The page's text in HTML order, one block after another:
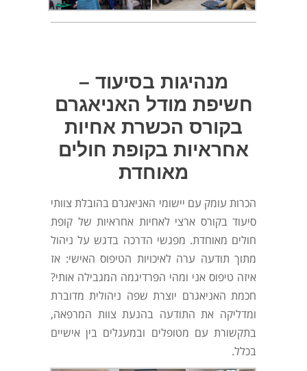
מנהיגות בסיעוד –
חשיפת מודל האניאגרם
בקורס הכשרת אחיות
אחראיות בקופת חולים
מאוחדת
הכרות עומק עם יישומי האניאגרם בהובלת צוותי
סיעודבקורס ארצילאחיות אחראיות של קופת
חולים מאוחדת. מפגשי הדרכה בדגש על ניהול
מתוך תודעה ערה לאיכויות הטיפוס האישי: אז
איזה טיפוס אני ומהי הפרדיגמה המגבילה אותי?
חכמת האניאגרם יוצרת שפה ניהולית מדוברת
ומדליקה את התודעה בהנעת צוות המרפאה,
בתקשורת עם מטופלים ובמעגלים בין אישיים
בכלל.